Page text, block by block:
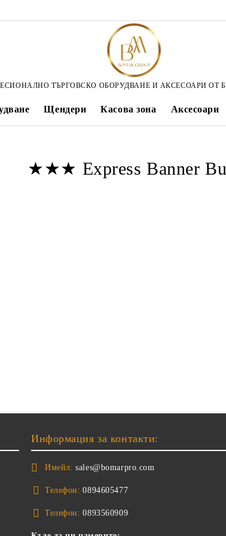
ТЪРГОВСКО ОБОРУДВАНЕ И АКСЕСОАРИ ОТ
Щендери Касова зона Аксесоари
★★★ Express Banner
Информация за контакти:
Имейл: sales@bomarpro.com
Телефон: 0894605477
Телефон: 0893560909